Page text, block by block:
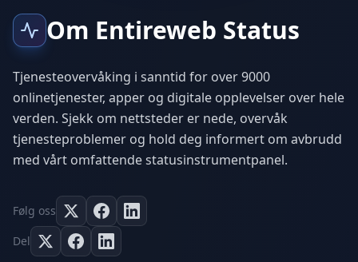
Om Entireweb Status
Tjenesteovervåking i sanntid for over 9000
onlinetjenester, apper og digitale opplevelser over hele
verden. Sjekk om nettsteder er nede, overvåk
tjenesteproblemer og hold deg informert om avbrudd
med vårt omfattende statusinstrumentpanel.
Følg oss
Del